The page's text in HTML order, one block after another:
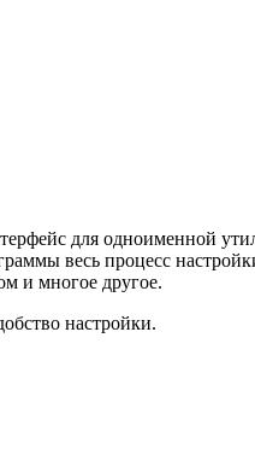
для одноименной
весь процесс
и многое другое.
настройки.